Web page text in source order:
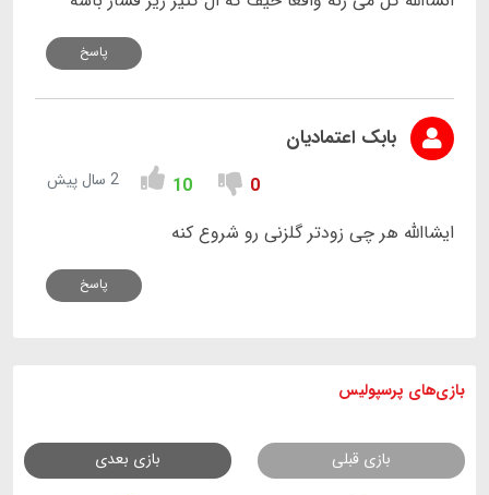
پاسخ
بابک اعتمادیان
0
10 2 سال پیش
ایشاالله هر چی زودتر گلزنی رو شروع کنه
پاسخ
بازی های پرسپولیس
بازی قبلی بازی بعدی